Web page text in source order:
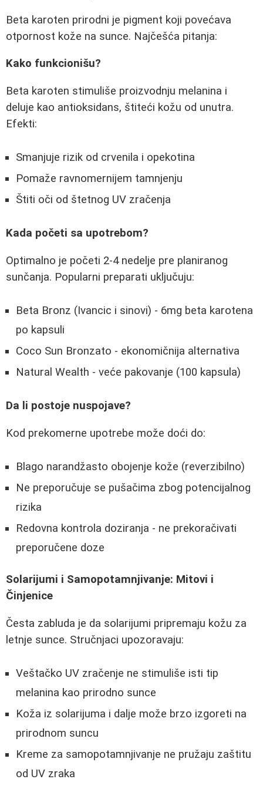
Beta karoten prirodni je pigment koji povećava
otpornost kože na sunce. Najčešća pitanja:
Kako funkcionišu?
Beta karoten stimuliše proizvodnju melanina i
deluje kao antioksidans, štiteći kožu od unutra.
Efekti:
Smanjuje rizik od crvenila i opekotina
Pomaže ravnomernijem tamnjenju
Štiti oči od štetnog UV zračenja
Kada početi sa upotrebom?
Optimalno je početi 2-4 nedelje pre planiranog
sunčanja. Popularni preparati uključuju:
Beta Bronz (Ivancic i sinovi) - 6mg beta karotena
po kapsuli
Coco Sun Bronzato - ekonomičnija alternativa
Natural Wealth - veće pakovanje (100 kapsula)
Da li postoje nuspojave?
Kod prekomerne upotrebe može doći do:
Blago narandžasto obojenje kože (reverzibilno)
Ne preporučuje se pušačima zbog potencijalnog
rizika
Redovna kontrola doziranja - ne prekoračivati
preporučene doze
Solarijumi i Samopotamnjivanje: Mitovi i
Činjenice
Česta zabluda je da solarijumi pripremaju kožu za
letnje sunce. Stručnjaci upozoravaju:
Veštačko UV zračenje ne stimuliše isti tip
melanina kao prirodno sunce
Koža iz solarijuma i dalje može brzo izgoreti na
prirodnom suncu
Kreme za samopotamnjivanje ne pružaju zaštitu
od UV zraka